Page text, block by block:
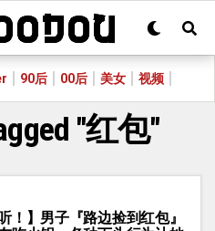
90后 00后 美女 视频
"红包"
！】男子『路边捡到红包』